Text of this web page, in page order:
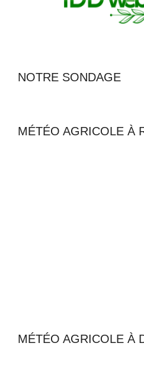
NOTRE SONDAGE
MÉTÉO AGRICOLE À
MÉTÉO AGRICOLE À